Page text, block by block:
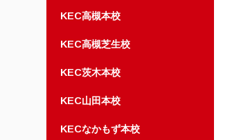
KEC高槻本校
KEC高槻芝生校
KEC茨木本校
KEC山田本校
KECなかもず本校